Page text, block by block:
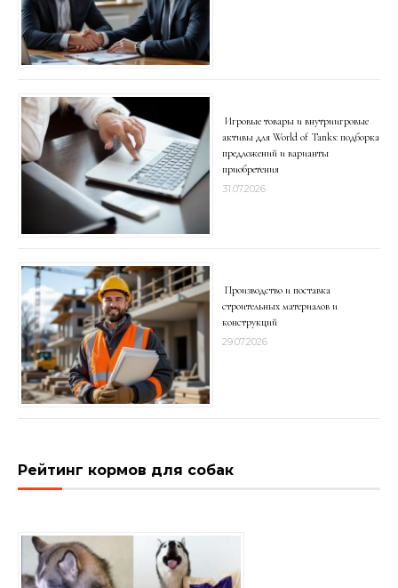
Игровые товары и внутриигровые
активы для World of Tanks: подборка
предложений и варианты
приобретения
31.07.2026
Производство и поставка
строительных материалов и
конструкций
29.07.2026
Рейтинг кормов для собак